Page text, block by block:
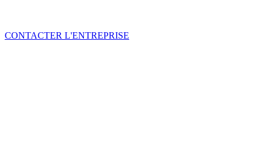
CONTACTER L'ENTREPRISE